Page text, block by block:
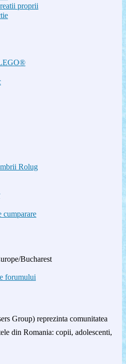
proprii
Rolug
Bucharest
forumului
Group) reprezinta comunitatea
din Romania: copii, adolescenti,